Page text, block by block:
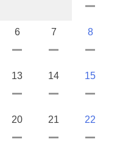
6 7 8
13 14 15
20 21 22